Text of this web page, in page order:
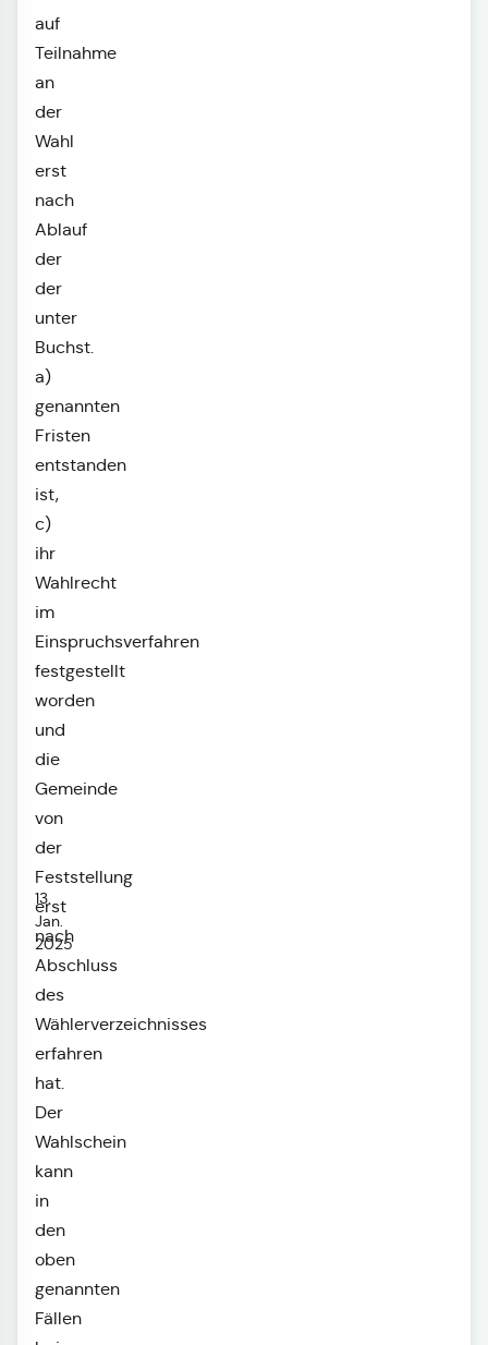
13.
Jan.
2025
auf
Teilnahme
an
der
Wahl
erst
nach
Ablauf
der
der
unter
Buchst.
a)
genannten
Fristen
entstanden
ist,
c)
ihr
Wahlrecht
im
Einspruchsverfahren
festgestellt
worden
und
die
Gemeinde
von
der
Feststellung
erst
nach
Abschluss
des
Wählerverzeichnisses
erfahren
hat.
Der
Wahlschein
kann
in
den
oben
genannten
Fällen